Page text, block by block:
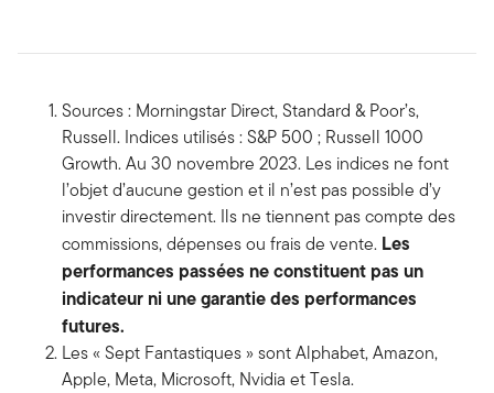
Sources : Morningstar Direct, Standard & Poor’s,
Russell. Indices utilisés : S&P 500 ; Russell 1000
Growth. Au 30 novembre 2023. Les indices ne font
l’objet d’aucune gestion et il n’est pas possible d’y
investir directement. Ils ne tiennent pas compte des
commissions, dépenses ou frais de vente. Les
performances passées ne constituent pas un
indicateur ni une garantie des performances
futures.
Les « Sept Fantastiques » sont Alphabet, Amazon,
Apple, Meta, Microsoft, Nvidia et Tesla.